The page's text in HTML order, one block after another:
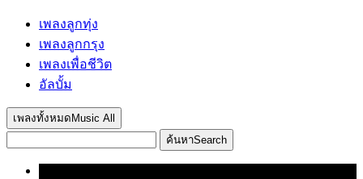
เพลงลูกทุ่ง
เพลงลูกกรุง
เพลงเพื่อชีวิต
อัลบั้ม
เพลงทั้งหมด Music All
ค้นหาSearch